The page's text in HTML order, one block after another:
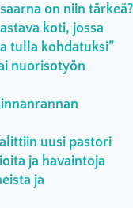
on niin tärkeä?
koti, jossa
tulla kohdatuksi”
nuorisotyön
uusi pastori
ja havaintoja
ja